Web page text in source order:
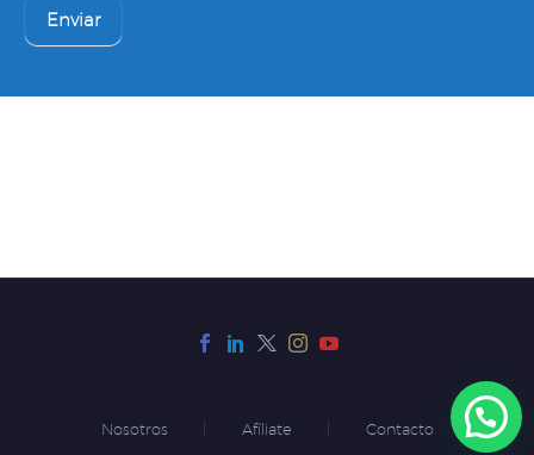
Enviar
Nosotros Afíliate Contacto